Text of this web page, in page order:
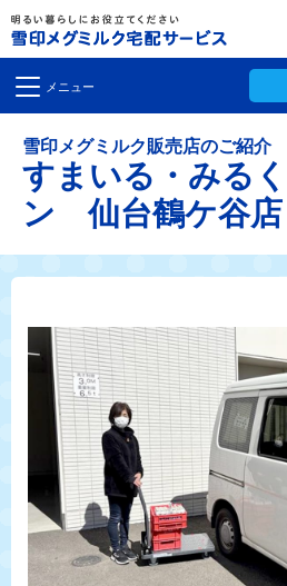
メニュー
雪印メグミルク販売店のご紹介
すまいる・みる
ン 仙台鶴ケ谷店